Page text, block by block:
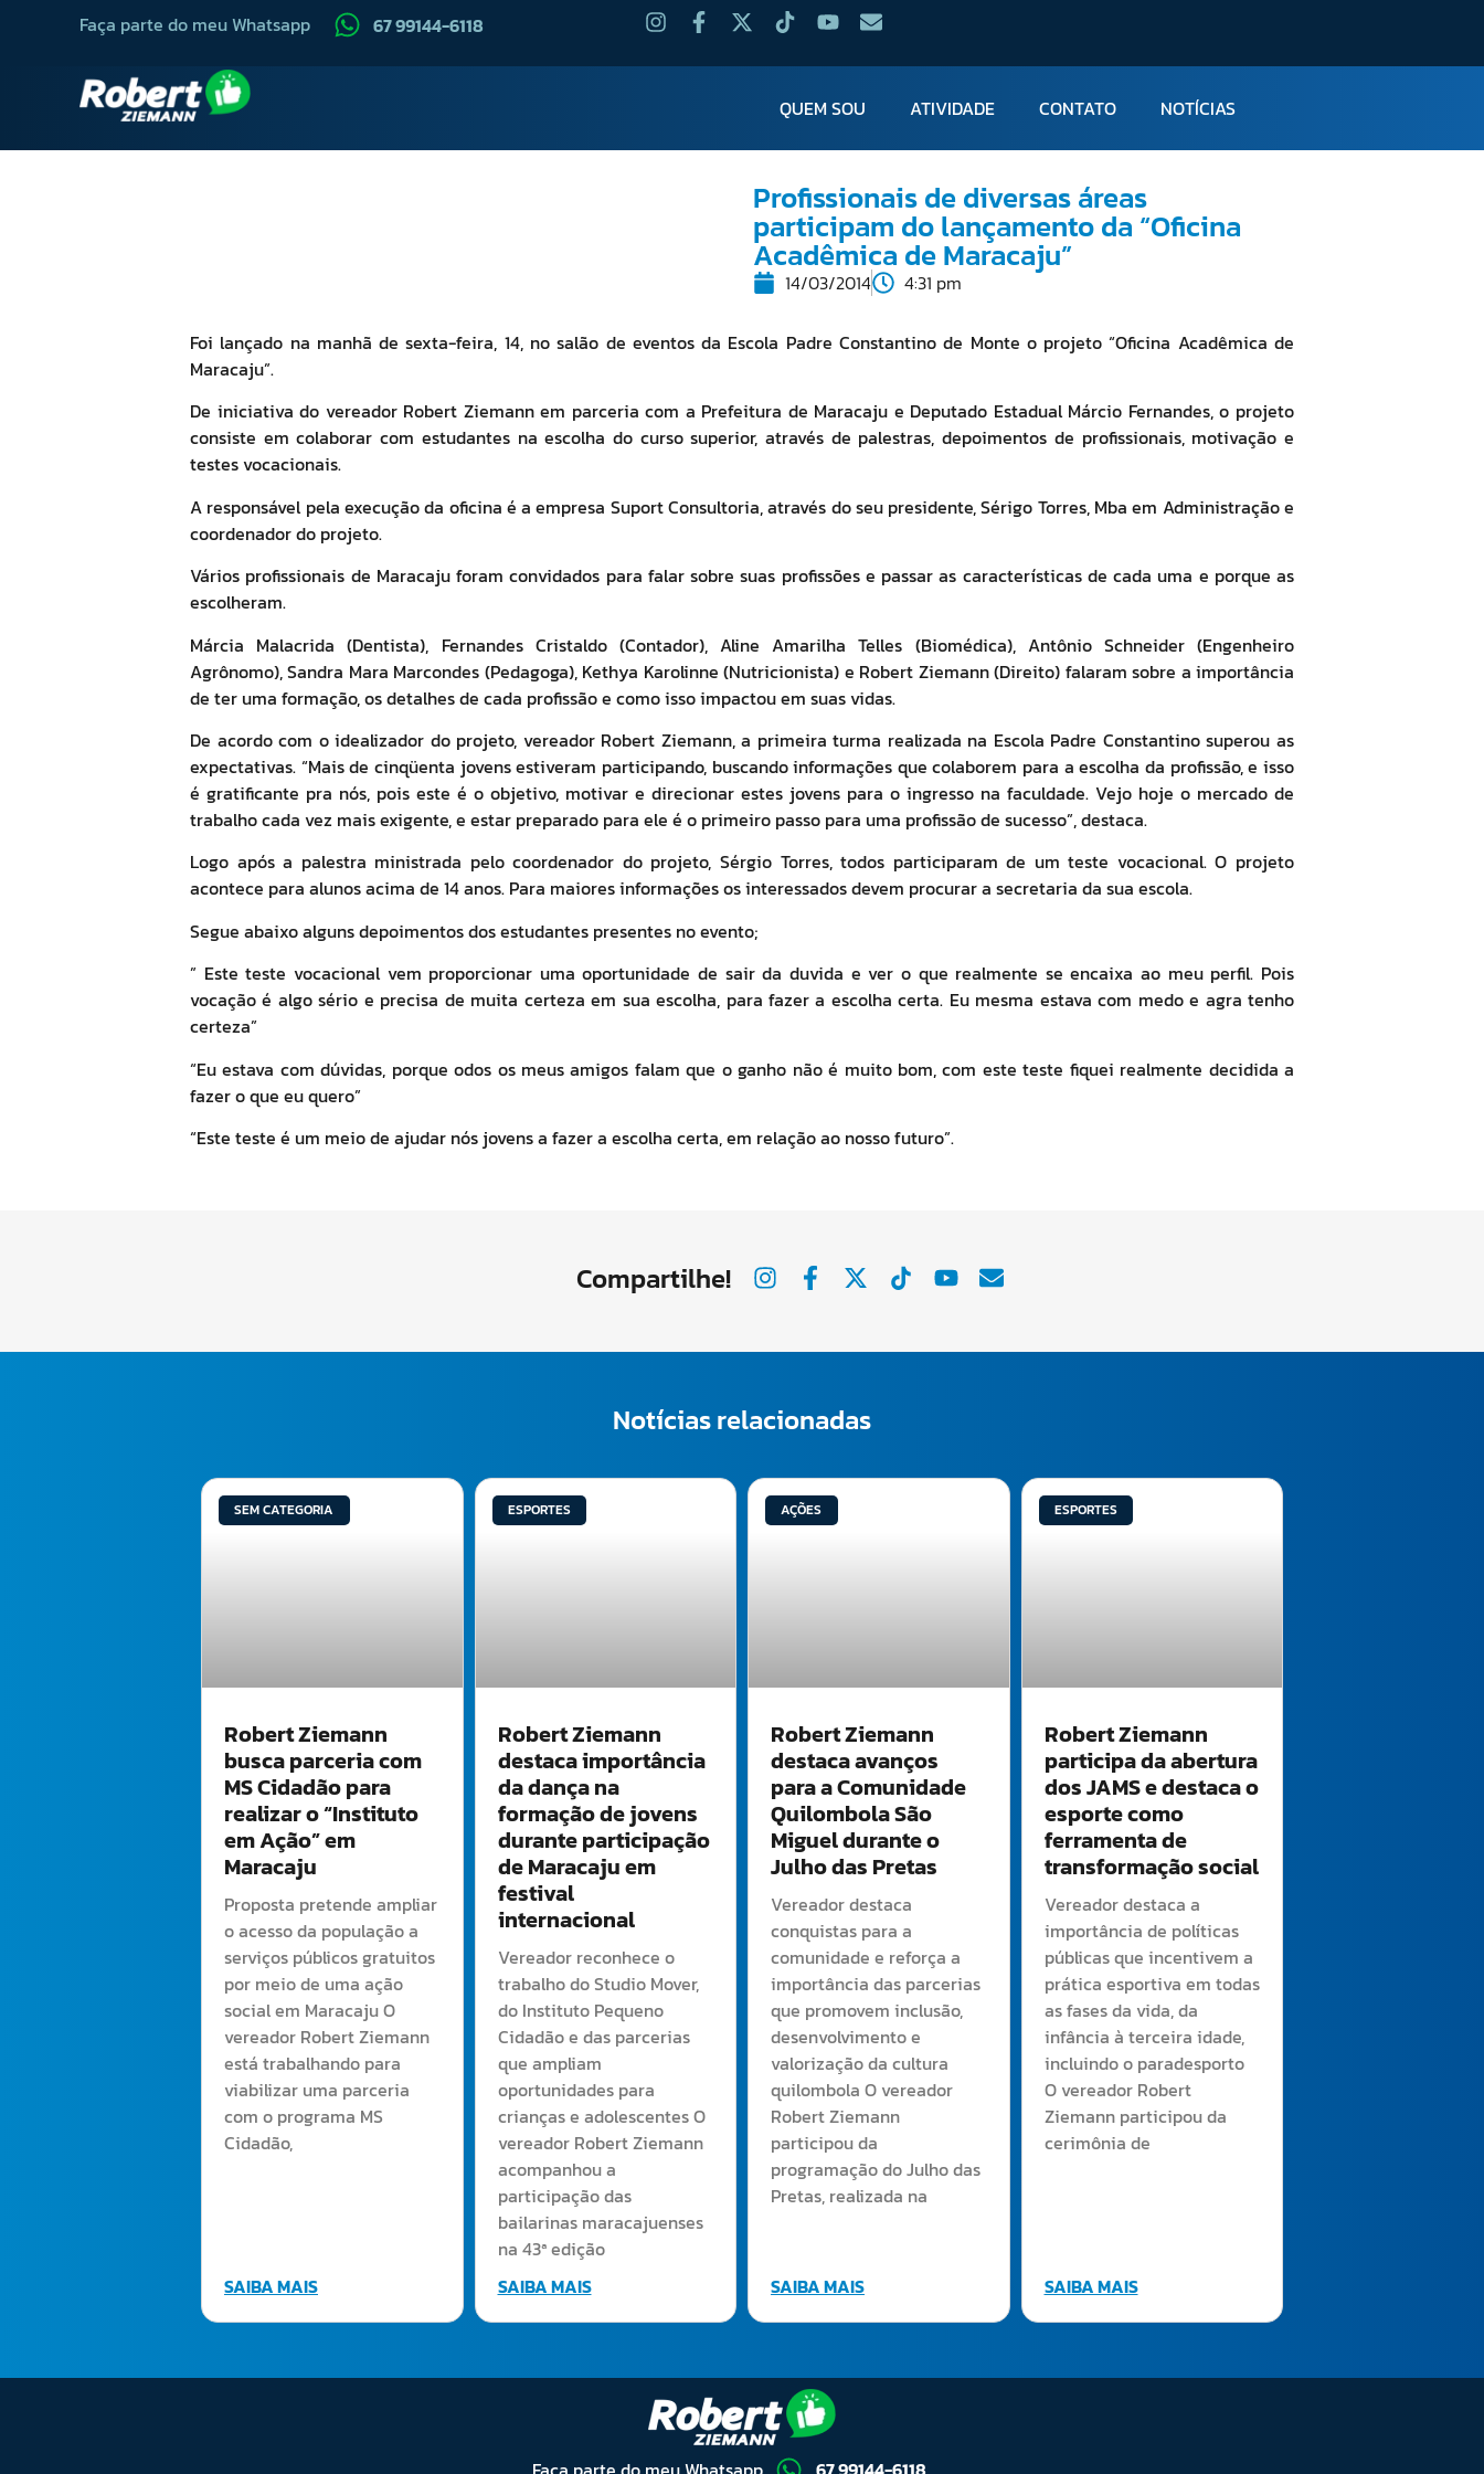
Faça parte do meu Whatsapp 67 99144-6118
QUEM SOU ATIVIDADE CONTATO NOTÍCIAS
Profissionais de diversas áreas
participam do lançamento da “Oficina
Acadêmica de Maracaju”
14/03/2014 4:31 pm
Foi lançado na manhã de sexta-feira, 14, no salão de eventos da Escola Padre Constantino de Monte o projeto “Oficina Acadêmica de
Maracaju”.
De iniciativa do vereador Robert Ziemann em parceria com a Prefeitura de Maracaju e Deputado Estadual Márcio Fernandes, o projeto
consiste em colaborar com estudantes na escolha do curso superior, através de palestras, depoimentos de profissionais, motivação e
testes vocacionais.
A responsável pela execução da oficina é a empresa Suport Consultoria, através do seu presidente, Sérigo Torres, Mba em Administração e
coordenador do projeto.
Vários profissionais de Maracaju foram convidados para falar sobre suas profissões e passar as características de cada uma e porque as
escolheram.
Márcia Malacrida (Dentista), Fernandes Cristaldo (Contador), Aline Amarilha Telles (Biomédica), Antônio Schneider (Engenheiro
Agrônomo), Sandra Mara Marcondes (Pedagoga), Kethya Karolinne (Nutricionista) e Robert Ziemann (Direito) falaram sobre a importância
de ter uma formação, os detalhes de cada profissão e como isso impactou em suas vidas.
De acordo com o idealizador do projeto, vereador Robert Ziemann, a primeira turma realizada na Escola Padre Constantino superou as
expectativas. “Mais de cinqüenta jovens estiveram participando, buscando informações que colaborem para a escolha da profissão, e isso
é gratificante pra nós, pois este é o objetivo, motivar e direcionar estes jovens para o ingresso na faculdade. Vejo hoje o mercado de
trabalho cada vez mais exigente, e estar preparado para ele é o primeiro passo para uma profissão de sucesso”, destaca.
Logo após a palestra ministrada pelo coordenador do projeto, Sérgio Torres, todos participaram de um teste vocacional. O projeto
acontece para alunos acima de 14 anos. Para maiores informações os interessados devem procurar a secretaria da sua escola.
Segue abaixo alguns depoimentos dos estudantes presentes no evento;
” Este teste vocacional vem proporcionar uma oportunidade de sair da duvida e ver o que realmente se encaixa ao meu perfil. Pois
vocação é algo sério e precisa de muita certeza em sua escolha, para fazer a escolha certa. Eu mesma estava com medo e agra tenho
certeza”
“Eu estava com dúvidas, porque odos os meus amigos falam que o ganho não é muito bom, com este teste fiquei realmente decidida a
fazer o que eu quero”
“Este teste é um meio de ajudar nós jovens a fazer a escolha certa, em relação ao nosso futuro”.
Compartilhe!
Notícias relacionadas
SEM CATEGORIA
Robert Ziemann
busca parceria com
MS Cidadão para
realizar o “Instituto
em Ação” em
Maracaju
Proposta pretende ampliar
o acesso da população a
serviços públicos gratuitos
por meio de uma ação
social em Maracaju O
vereador Robert Ziemann
está trabalhando para
viabilizar uma parceria
com o programa MS
Cidadão,
SAIBA MAIS
ESPORTES
Robert Ziemann
destaca importância
da dança na
formação de jovens
durante participação
de Maracaju em
festival
internacional
Vereador reconhece o
trabalho do Studio Mover,
do Instituto Pequeno
Cidadão e das parcerias
que ampliam
oportunidades para
crianças e adolescentes O
vereador Robert Ziemann
acompanhou a
participação das
bailarinas maracajuenses
na 43ª edição
SAIBA MAIS
AÇÕES
Robert Ziemann
destaca avanços
para a Comunidade
Quilombola São
Miguel durante o
Julho das Pretas
Vereador destaca
conquistas para a
comunidade e reforça a
importância das parcerias
que promovem inclusão,
desenvolvimento e
valorização da cultura
quilombola O vereador
Robert Ziemann
participou da
programação do Julho das
Pretas, realizada na
SAIBA MAIS
ESPORTES
Robert Ziemann
participa da abertura
dos JAMS e destaca o
esporte como
ferramenta de
transformação social
Vereador destaca a
importância de políticas
públicas que incentivem a
prática esportiva em todas
as fases da vida, da
infância à terceira idade,
incluindo o paradesporto
O vereador Robert
Ziemann participou da
cerimônia de
SAIBA MAIS